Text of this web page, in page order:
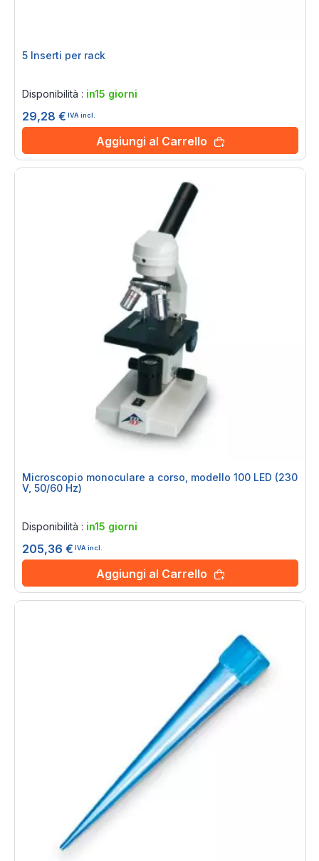
5 Inserti per rack
Disponibilità : in15 giorni
29,28 € IVA incl.
Aggiungi al Carrello
Microscopio monoculare a corso, modello 100 LED (230
V, 50/60 Hz)
Disponibilità : in15 giorni
205,36 € IVA incl.
Aggiungi al Carrello